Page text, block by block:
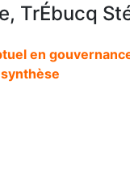
TrÉbucq
en
synthèse